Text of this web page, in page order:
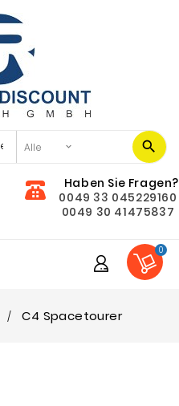
Haben Sie Fragen?
0049 33 045229160
0049 30 41475837
0
C4 Spacetourer